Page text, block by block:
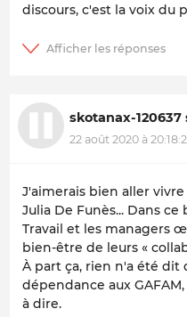
discours, c'est la voix du
skotanax-
22 août 2020 à
J'aimerais bien aller
Julia De Funès... Dans
Travail et les managers
bien-être de leurs «
À part ça, rien n'a été dit
dépendance aux
à dire.